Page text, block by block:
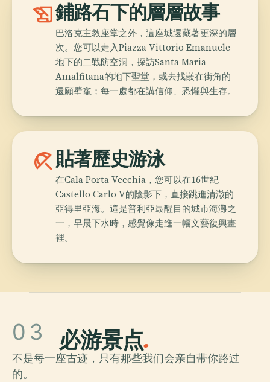
history_edu鋪路石下的層層故事
巴洛克主教座堂之外，這座城還藏著更深的層
次。您可以走入Piazza Vittorio Emanuele
地下的二戰防空洞，探訪Santa Maria
Amalfitana的地下聖堂，或去找嵌在街角的
還願壁龕；每一處都在講信仰、恐懼與生存。
beach_access貼著歷史游泳
在Cala Porta Vecchia，您可以在16世紀
Castello Carlo V的陰影下，直接跳進清澈的
亞得里亞海。這是普利亞最醒目的城市海灘之
一，早晨下水時，感覺像走進一幅文藝復興畫
裡。
03 必游景点.
不是每一座古迹，只有那些我们会亲自带你路过
的。